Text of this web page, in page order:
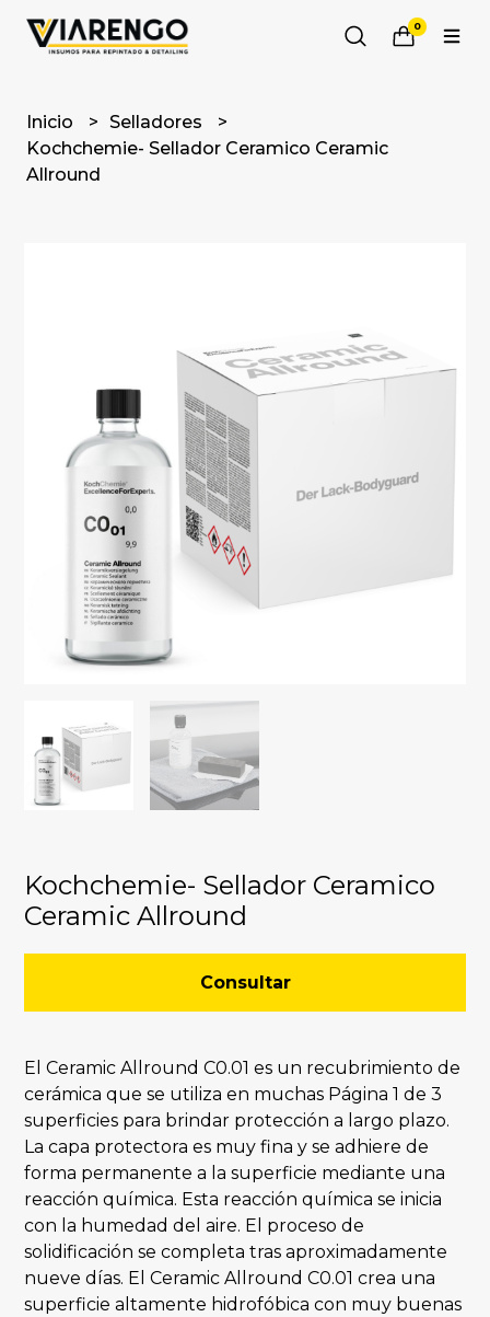
0
Inicio
Selladores
Kochchemie- Sellador Ceramico Ceramic
Allround
Kochchemie- Sellador Ceramico
Ceramic Allround
Consultar
El Ceramic Allround C0.01 es un recubrimiento de
cerámica que se utiliza en muchas Página 1 de 3
superficies para brindar protección a largo plazo.
La capa protectora es muy fina y se adhiere de
forma permanente a la superficie mediante una
reacción química. Esta reacción química se inicia
con la humedad del aire. El proceso de
solidificación se completa tras aproximadamente
nueve días. El Ceramic Allround C0.01 crea una
superficie altamente hidrofóbica con muy buenas